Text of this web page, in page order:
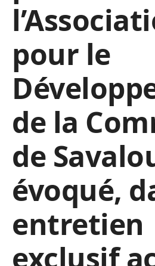
pour le
de la
de
évoqué,
entretien
exclusif